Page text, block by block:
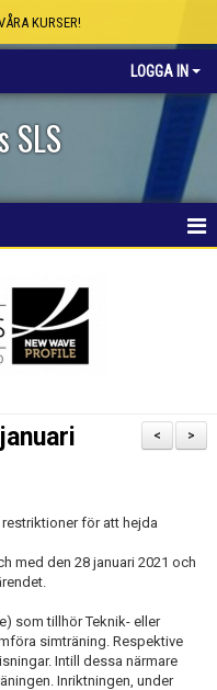
KURSER!
LOGGA IN
SLS
>
<
för att hejda
med den 28 januari 2021 och
som tillhör Teknik- eller
simträning. Respektive
Intill dessa närmare
Inriktningen, under